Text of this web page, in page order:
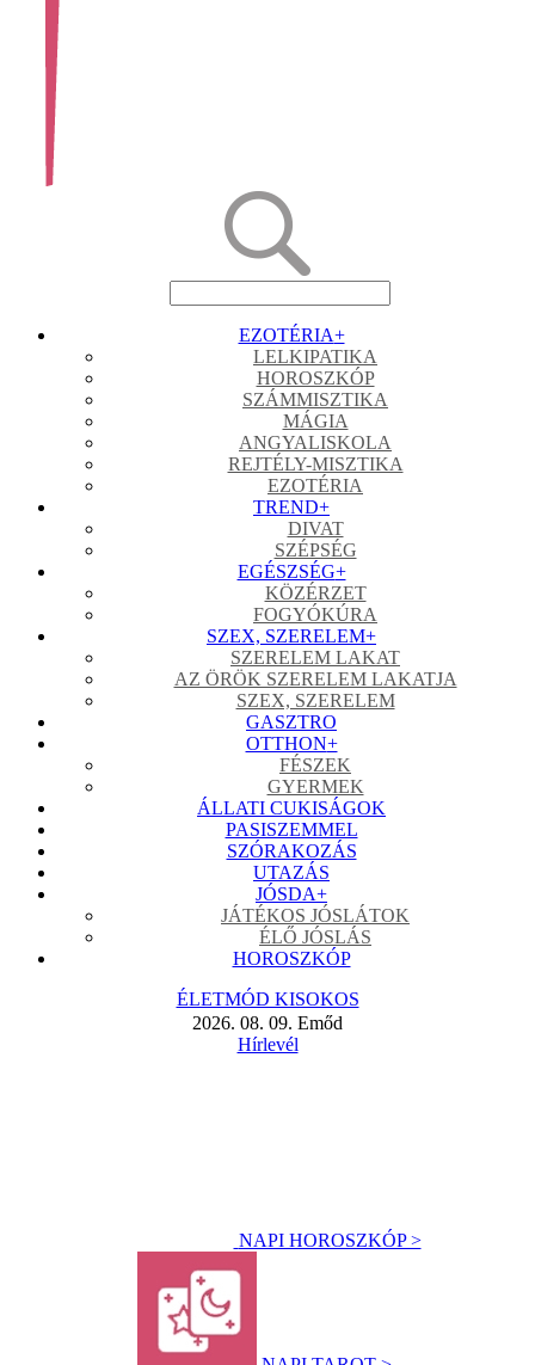
EZOTÉRIA+
LELKIPATIKA
HOROSZKÓP
SZÁMMISZTIKA
MÁGIA
ANGYALISKOLA
REJTÉLY-MISZTIKA
EZOTÉRIA
TREND+
DIVAT
SZÉPSÉG
EGÉSZSÉG+
KÖZÉRZET
FOGYÓKÚRA
SZEX, SZERELEM+
SZERELEM LAKAT
AZ ÖRÖK SZERELEM LAKATJA
SZEX, SZERELEM
GASZTRO
OTTHON+
FÉSZEK
GYERMEK
ÁLLATI CUKISÁGOK
PASISZEMMEL
SZÓRAKOZÁS
UTAZÁS
JÓSDA+
JÁTÉKOS JÓSLÁTOK
ÉLŐ JÓSLÁS
HOROSZKÓP
ÉLETMÓD KISOKOS
2026. 08. 09. Emőd
Hírlevél
NAPI HOROSZKÓP >